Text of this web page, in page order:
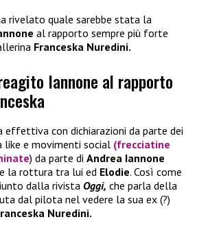
rivelato quale sarebbe stata la
al rapporto sempre più forte
Franceska Nuredini.
Iannone al rapporto
effettiva con dichiarazioni da parte dei
e movimenti social (frecciatine
) da parte di Andrea Iannone
la rottura tra lui ed Elodie. Così come
dalla rivista Oggi, che parla della
dal pilota nel vedere la sua ex (?)
Nuredini.